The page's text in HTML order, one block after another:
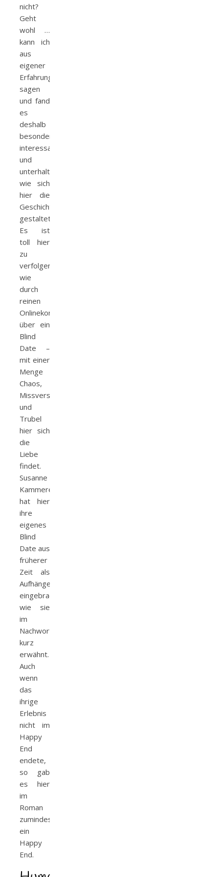
nicht?
Geht
wohl …
kann ich
aus
eigener
Erfahrung
sagen
und fand
es
deshalb
besonders
interessant
und
unterhaltsam,
wie sich
hier die
Geschichte
gestaltete.
Es ist
toll hier
zu
verfolgen,
wie
durch
reinen
Onlinekontakt,
über ein
Blind
Date –
mit einer
Menge
Chaos,
Missverständnissen
und
Trubel
hier sich
die
Liebe
findet.
Susanne
Kammerer
hat hier
ihre
eigenes
Blind
Date aus
früherer
Zeit als
Aufhänger
eingebracht,
wie sie
im
Nachwort
kurz
erwähnt.
Auch
wenn
das
ihrige
Erlebnis
nicht im
Happy
End
endete,
so gab
es hier
im
Roman
zumindest
ein
Happy
End.